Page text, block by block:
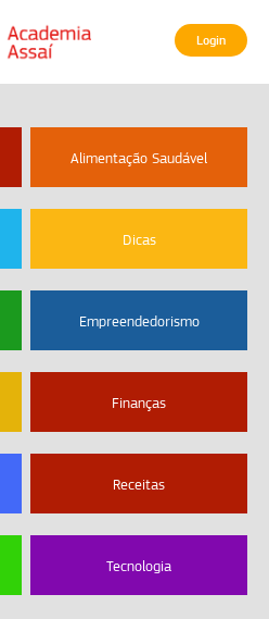
Login
Alimentação Saudável
Dicas
Empreendedorismo
Finanças
Receitas
Tecnologia